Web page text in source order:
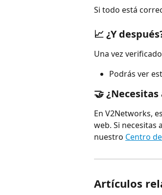
Si todo está
📈 ¿Y
Una vez
Podrás ver
🤝 ¿Necesitas
En V2Networks,
web. Si necesitas
nuestro Centro
Artículos